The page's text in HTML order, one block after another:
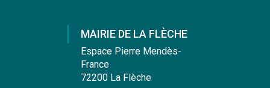
comptecomptecompte
chaîne
MAIRIE DE LA FLÈCHE
Espace Pierre Mendès-
France
72200 La Flèche